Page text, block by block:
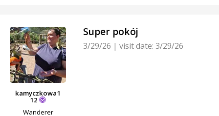
kamyczkowa1
12
Wanderer
Super pokój
3/29/26 | visit date: 3/29/26